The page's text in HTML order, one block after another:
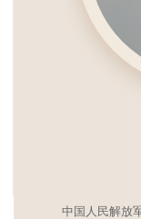
中国人民解放